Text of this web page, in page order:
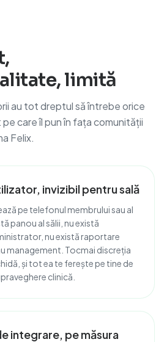
limită
au tot dreptul să întrebe orice
care îl pun în fața comunității
Felix.
invizibil pentru sală
pe telefonul membrului sau al
panou al sălii, nu există
nu există raportare
management. Tocmai discreția
și tot ea te ferește pe tine de
clinică.
integrare, pe măsura